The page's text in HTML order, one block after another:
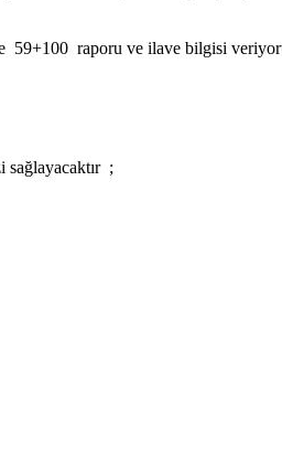
59+100 raporu ve ilave bilgisi
sağlayacaktır ;